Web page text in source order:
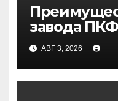
завода
АВГ 3, 2026